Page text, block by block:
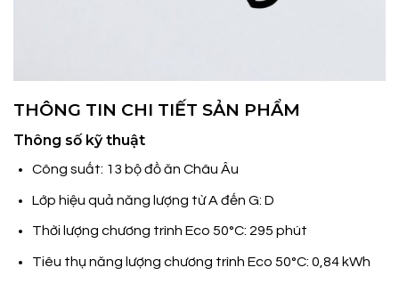
THÔNG TIN CHI TIẾT SẢN PHẨM
Thông số kỹ thuật
Công suất: 13 bộ đồ ăn Châu Âu
Lớp hiệu quả năng lượng từ A đến G: D
Thời lượng chương trình Eco 50°C: 295 phút
Tiêu thụ năng lượng chương trình Eco 50°C: 0,84 kWh